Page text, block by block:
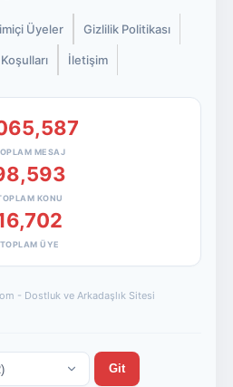
Üyeler Gizlilik Politikası
İletişim
MESAJ
KONU
TOPLAM ÜYE
- Dostluk ve Arkadaşlık Sitesi